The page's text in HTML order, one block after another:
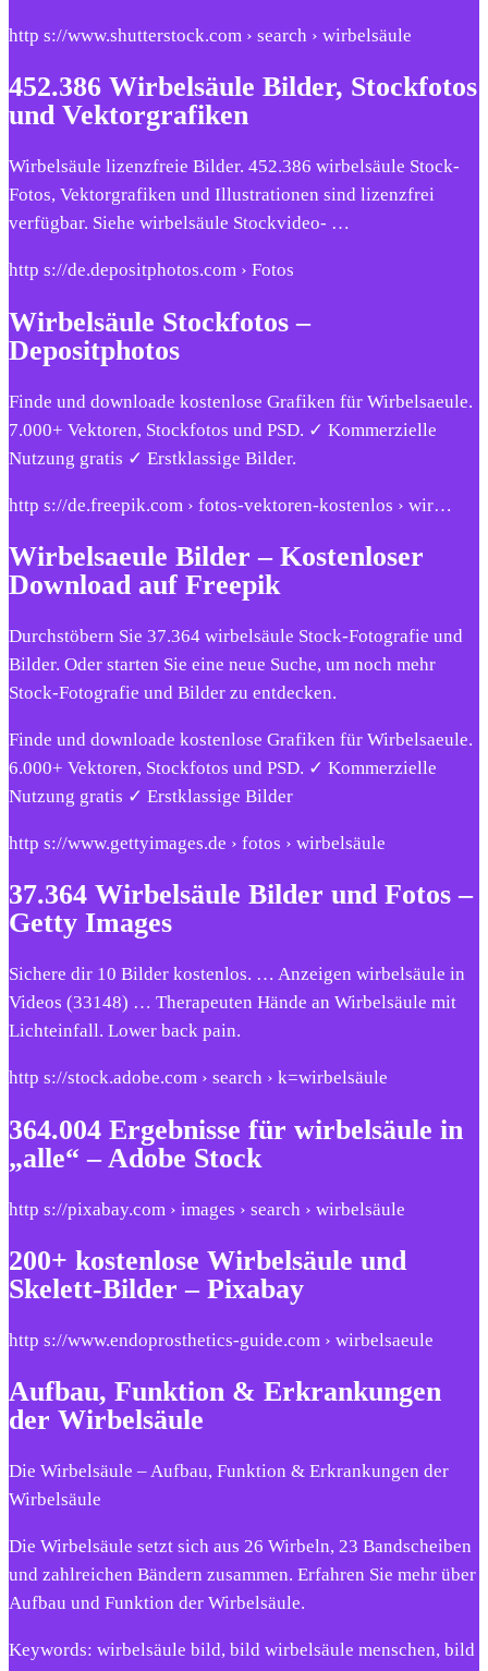
http s://www.shutterstock.com › search › wirbelsäule
452.386 Wirbelsäule Bilder, Stockfotos
und Vektorgrafiken
Wirbelsäule lizenzfreie Bilder. 452.386 wirbelsäule Stock-
Fotos, Vektorgrafiken und Illustrationen sind lizenzfrei
verfügbar. Siehe wirbelsäule Stockvideo- …
http s://de.depositphotos.com › Fotos
Wirbelsäule Stockfotos –
Depositphotos
Finde und downloade kostenlose Grafiken für Wirbelsaeule.
7.000+ Vektoren, Stockfotos und PSD. ✓ Kommerzielle
Nutzung gratis ✓ Erstklassige Bilder.
http s://de.freepik.com › fotos-vektoren-kostenlos › wir…
Wirbelsaeule Bilder – Kostenloser
Download auf Freepik
Durchstöbern Sie 37.364 wirbelsäule Stock-Fotografie und
Bilder. Oder starten Sie eine neue Suche, um noch mehr
Stock-Fotografie und Bilder zu entdecken.
Finde und downloade kostenlose Grafiken für Wirbelsaeule.
6.000+ Vektoren, Stockfotos und PSD. ✓ Kommerzielle
Nutzung gratis ✓ Erstklassige Bilder
http s://www.gettyimages.de › fotos › wirbelsäule
37.364 Wirbelsäule Bilder und Fotos –
Getty Images
Sichere dir 10 Bilder kostenlos. … Anzeigen wirbelsäule in
Videos (33148) … Therapeuten Hände an Wirbelsäule mit
Lichteinfall. Lower back pain.
http s://stock.adobe.com › search › k=wirbelsäule
364.004 Ergebnisse für wirbelsäule in
„alle“ – Adobe Stock
http s://pixabay.com › images › search › wirbelsäule
200+ kostenlose Wirbelsäule und
Skelett-Bilder – Pixabay
http s://www.endoprosthetics-guide.com › wirbelsaeule
Aufbau, Funktion & Erkrankungen
der Wirbelsäule
Die Wirbelsäule – Aufbau, Funktion & Erkrankungen der
Wirbelsäule
Die Wirbelsäule setzt sich aus 26 Wirbeln, 23 Bandscheiben
und zahlreichen Bändern zusammen. Erfahren Sie mehr über
Aufbau und Funktion der Wirbelsäule.
Keywords: wirbelsäule bild, bild wirbelsäule menschen, bild